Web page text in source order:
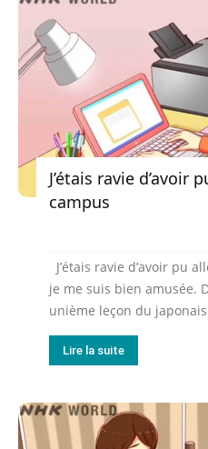
J’étais ravie d’avoir
campus
J’étais ravie d’avoir pu
je me suis bien amusée.
unième leçon du
Lire la suite